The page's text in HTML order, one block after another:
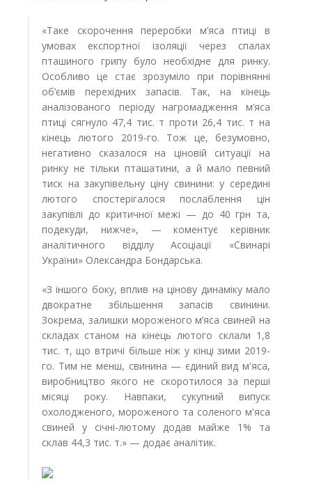
«Таке скорочення переробки м’яса птиці в
умовах експортної ізоляції через спалах
пташиного грипу було необхідне для ринку.
Особливо це стає зрозуміло при порівнянні
об’ємів перехідних запасів. Так, на кінець
аналізованого періоду нагромадження м’яса
птиці сягнуло 47,4 тис. т проти 26,4 тис. т на
кінець лютого 2019-го. Тож це, безумовно,
негативно сказалося на ціновій ситуації на
ринку не тільки пташатини, а й мало певний
тиск на закупівельну ціну свинини: у середині
лютого спостерігалося послаблення цін
закупівлі до критичної межі — до 40 грн та,
подекуди, нижче», — коментує керівник
аналітичного відділу Асоціації «Свинарі
України» Олександра Бондарська.
«З іншого боку, вплив на цінову динаміку мало
двократне збільшення запасів свинини.
Зокрема, залишки мороженого м’яса свиней на
складах станом на кінець лютого склали 1,8
тис. т, що втричі більше ніж у кінці зими 2019-
го. Тим не менш, свинина — єдиний вид м'яса,
виробництво якого не скоротилося за перші
місяці року. Навпаки, сукупний випуск
охолодженого, мороженого та соленого м'яса
свиней у січні-лютому додав майже 1% та
склав 44,3 тис. т.» — додає аналітик.